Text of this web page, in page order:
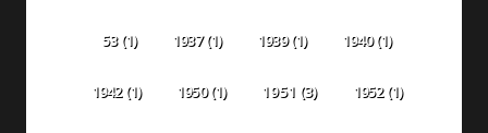
53(1) 1937(1) 1939(1) 1940(1)
1942(1) 1950(1) 1951 (3) 1952(1)